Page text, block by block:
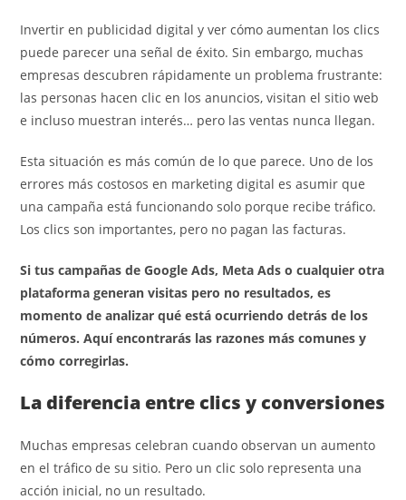
Invertir en publicidad digital y ver cómo aumentan los clics
puede parecer una señal de éxito. Sin embargo, muchas
empresas descubren rápidamente un problema frustrante:
las personas hacen clic en los anuncios, visitan el sitio web
e incluso muestran interés… pero las ventas nunca llegan.
Esta situación es más común de lo que parece. Uno de los
errores más costosos en marketing digital es asumir que
una campaña está funcionando solo porque recibe tráfico.
Los clics son importantes, pero no pagan las facturas.
Si tus campañas de Google Ads, Meta Ads o cualquier otra
plataforma generan visitas pero no resultados, es
momento de analizar qué está ocurriendo detrás de los
números. Aquí encontrarás las razones más comunes y
cómo corregirlas.
La diferencia entre clics y conversiones
Muchas empresas celebran cuando observan un aumento
en el tráfico de su sitio. Pero un clic solo representa una
acción inicial, no un resultado.